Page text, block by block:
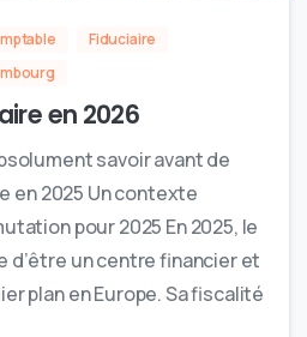
Fiduciaire
en 2026
savoir avant de
en 2025 Un contexte
pour 2025 En 2025, le
d’être un centre financier et
plan en Europe. Sa fiscalité